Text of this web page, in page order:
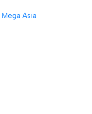
Mega Asia